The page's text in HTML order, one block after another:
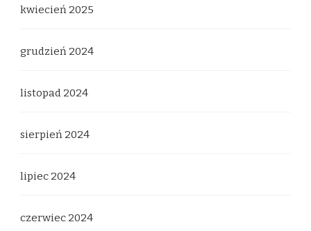
kwiecień 2025
grudzień 2024
listopad 2024
sierpień 2024
lipiec 2024
czerwiec 2024